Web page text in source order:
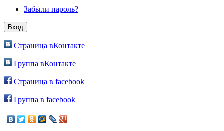
Забыли пароль?
Страница вКонтакте
Группа вКонтакте
Страница в facebook
Группа в facebook